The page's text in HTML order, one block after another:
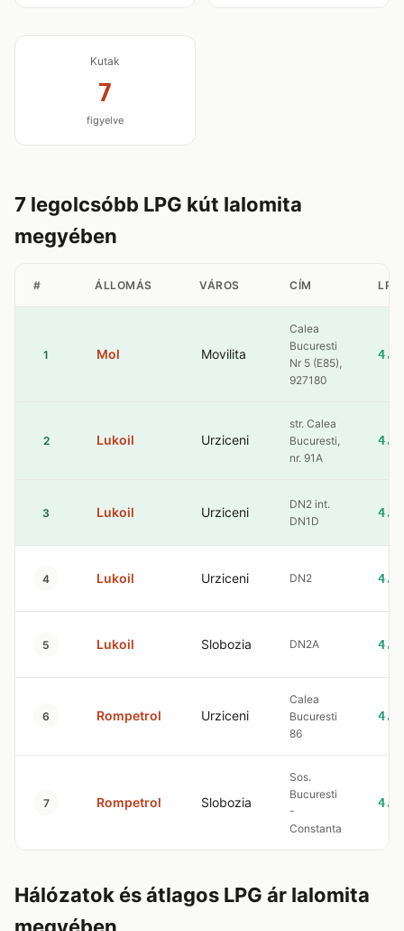
Kutak
7
figyelve
7 legolcsóbb LPG kút Ialomita
megyében
# ÁLLOMÁS VÁROS CÍM LPG
1 Mol Movilita
Calea
Bucuresti
Nr 5 (E85),
927180
2 Lukoil Urziceni
str. Calea
Bucuresti,
nr. 91A
3 Lukoil Urziceni
DN2 int.
DN1D
4 Lukoil Urziceni DN2
5 Lukoil Slobozia DN2A
6 Rompetrol Urziceni
Calea
Bucuresti
86
7 Rompetrol Slobozia
Sos.
Bucuresti
-
Constanta
Hálózatok és átlagos LPG ár Ialomita